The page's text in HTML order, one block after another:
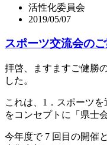
活性化委員会
2019/05/07
スポーツ交流会の
拝啓、ますますご健勝
した。
これは、1．スポーツ
をコンセプトに「県士
今年度で 7 回目の開催